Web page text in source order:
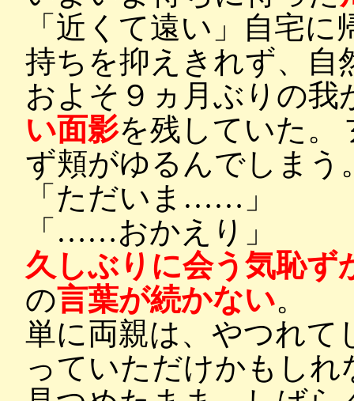
「近くて遠い」自宅
持ちを抑えきれず、自
およそ９ヵ月ぶりの我
い面影を残していた。
ず頬がゆるんでしまう
「ただいま……」
「……おかえり」
久しぶりに会う気恥ず
の言葉が続かない。
単に両親は、やつれて
っていただけかもし